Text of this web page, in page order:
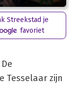
Streekstad je
favoriet
Tesselaar zijn